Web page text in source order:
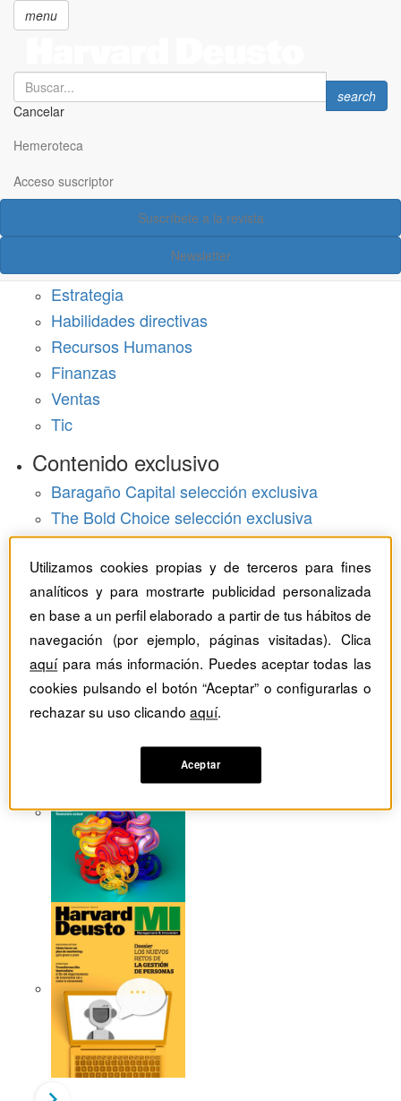
principal
menu
Search
Cancelar
Search
search
Hemeroteca
Acceso suscriptor
Suscríbete a la revista
Newsletter
Acceso suscriptor
Estrategia
Habilidades directivas
Recursos Humanos
Finanzas
Ventas
Tic
Contenido exclusivo
Baragaño Capital selección exclusiva
The Bold Choice selección exclusiva
Top Employers selección exclusiva
Hemeroteca
Monográficos
Dossieres
Revistas del mes
Utilizamos cookies propias y de terceros para fines
analíticos y para mostrarte publicidad personalizada
en base a un perfil elaborado a partir de tus hábitos de
navegación (por ejemplo, páginas visitadas). Clica
aquípara más información. Puedes aceptar todas las
cookies pulsando el botón “Aceptar” o configurarlas o
rechazar su uso clicandoaquí.
Aceptar